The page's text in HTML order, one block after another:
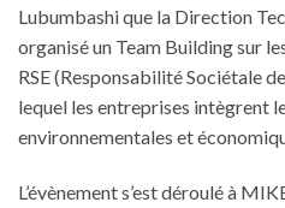
Lubumbashi que la Direction
organisé un Team Building sur
RSE (Responsabilité Sociétale
lequel les entreprises intègrent
environnementales et
L’évènement s’est déroulé à